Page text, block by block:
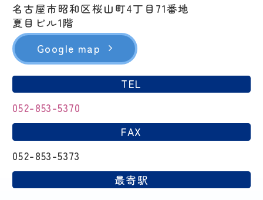
名古屋市昭和区桜山町4丁目71番地
夏目ビル1階
Google map
TEL
052-853-5370
FAX
052-853-5373
最寄駅